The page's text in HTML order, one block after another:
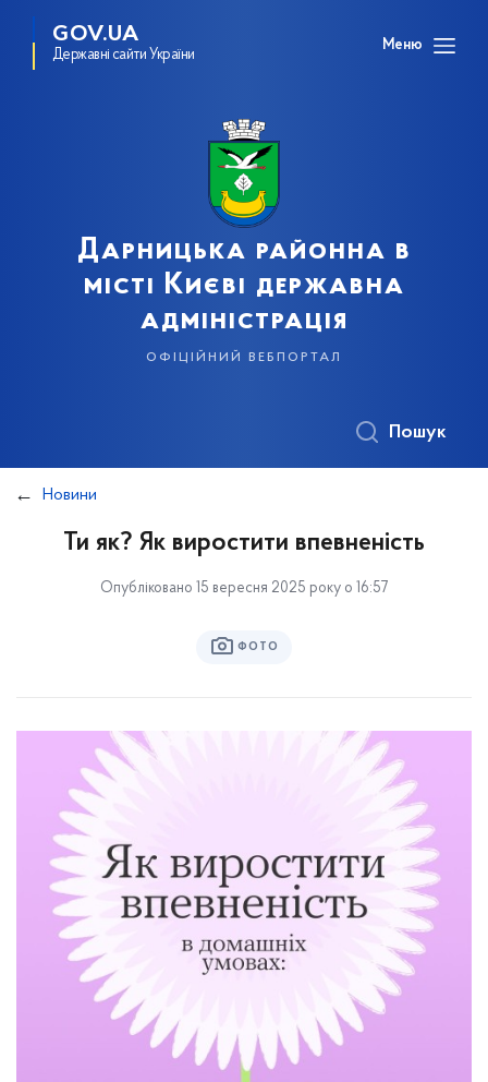
GOV.UA
Державні сайти України
Меню
Дарницька районна в
місті Києві державна
адміністрація
офіційний вебпортал
Пошук
Новини
Ти як? Як виростити впевненість
Опубліковано 15 вересня 2025 року о 16:57
ФОТО